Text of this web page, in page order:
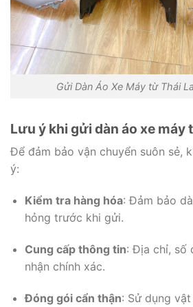
Gửi Dàn Áo Xe Máy từ Thái
Lưu ý khi gửi dàn áo xe máy
Để đảm bảo vận chuyển suôn sẻ,
ý:
Kiểm tra hàng hóa: Đảm bảo
hỏng trước khi gửi.
Cung cấp thông tin: Địa chỉ, số
nhận chính xác.
Đóng gói cẩn thận: Sử dụng